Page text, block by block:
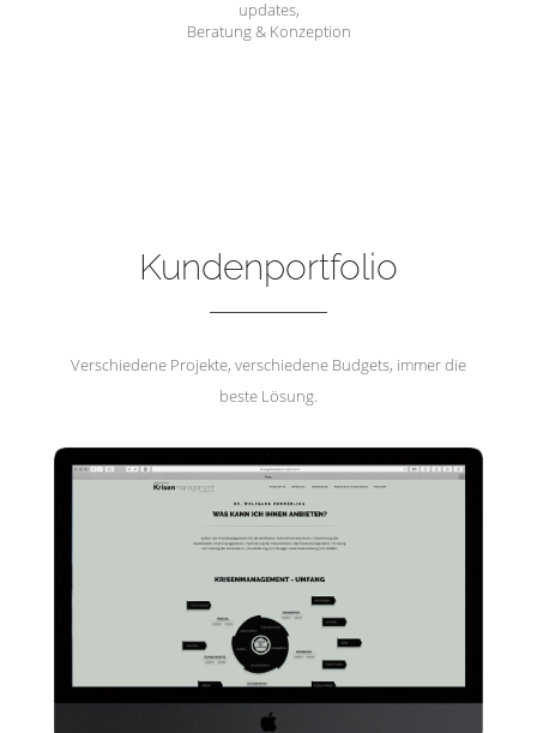
updates,
Beratung & Konzeption
Kundenportfolio
Verschiedene Projekte, verschiedene Budgets, immer die
beste Lösung.